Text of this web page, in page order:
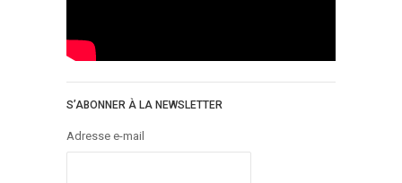
S’ABONNER À LA NEWSLETTER
Adresse e-mail